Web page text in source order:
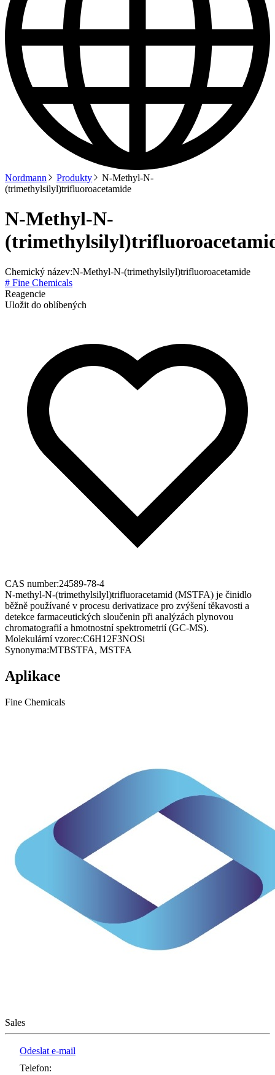
Nordmann Produkty
N-Methyl-N-
(trimethylsilyl)trifluoroacetamide
N-Methyl-N-
Chemický název:N-Methyl-N-(trimethylsilyl)trifluoroacetamide
# Fine Chemicals
Reagencie
Uložit do oblíbených
CAS number:24589-78-4
N-methyl-N-(trimethylsilyl)trifluoracetamid (MSTFA) je činidlo
běžně používané v procesu derivatizace pro zvýšení těkavosti a
detekce farmaceutických sloučenin při analýzách plynovou
chromatografií a hmotnostní spektrometrií (GC-MS).
Molekulární vzorec:C6H12F3NOSi
Synonyma:MTBSTFA, MSTFA
Aplikace
Fine Chemicals
Sales
Odeslat e-mail
Telefon: